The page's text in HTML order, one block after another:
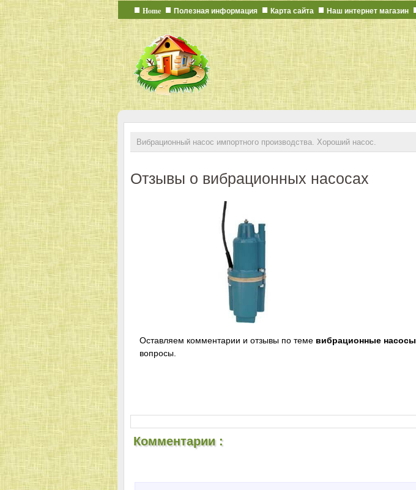
Вибрационный насос импортного производства. Хороший насос.
Отзывы о вибрационных насосах
Оставляем комментарии и отзывы по теме вибрационные насосы
вопросы.
Комментарии :
Home Полезная информация Карта сайта Наш интернет магазин